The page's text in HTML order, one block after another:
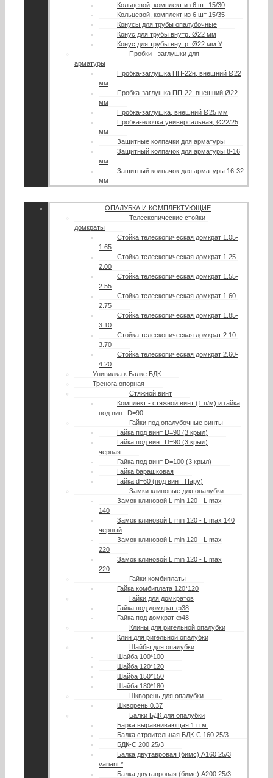
Кольцевой, комплект из 6 шт 15/30
Кольцевой, комплект из 6 шт 15/35
Конусы для трубы опалубочные
Конус для трубы внутр. Ø22 мм
Конус для трубы внутр. Ø22 мм У
Пробки - заглушки для
арматуры
Пробка-заглушка ПП-22н, внешний Ø22
мм
Пробка-заглушка ПП-22, внешний Ø22
мм
Пробка-заглушка, внешний Ø25 мм
Пробка-ёлочка универсальная, Ø22/25
мм
Защитные колпачки для арматуры
Защитный колпачок для арматуры 8-16
мм
Защитный колпачок для арматуры 16-32
мм
ОПАЛУБКА И КОМПЛЕКТУЮЩИЕ
Телескопические стойки-
домкраты
Стойка телескопическая домкрат 1.05-
1.65
Стойка телескопическая домкрат 1.25-
2.00
Стойка телескопическая домкрат 1.55-
2.55
Стойка телескопическая домкрат 1.60-
2.75
Стойка телескопическая домкрат 1.85-
3.10
Стойка телескопическая домкрат 2.10-
3.70
Стойка телескопическая домкрат 2.60-
4.20
Унивилка к Балке БДК
Тренога опорная
Стяжной винт
Комплект - стяжной винт (1 п/м) и гайка
под винт D=90
Гайки под опалубочные винты
Гайка под винт D=90 (3 крыл)
Гайка под винт D=90 (3 крыл)
черная
Гайка под винт D=100 (3 крыл)
Гайка барашковая
Гайка d=60 (под винт. Пару)
Замки клиновые для опалубки
Замок клиновой L min 120 - L max
140
Замок клиновой L min 120 - L max 140
черный
Замок клиновой L min 120 - L max
220
Замок клиновой L min 120 - L max
220
Гайки комбиплаты
Гайка комбиплата 120*120
Гайки для домкратов
Гайка под домкрат ф38
Гайка под домкрат ф48
Клины для ригельной опалубки
Клин для ригельной опалубки
Шайбы для опалубки
Шайба 100*100
Шайба 120*120
Шайба 150*150
Шайба 180*180
Шкворень для опалубки
Шкворень 0.37
Балки БДК для опалубки
Барка выравнивающая 1 п.м.
Балка строительная БДК-С 160 25/3
БДК-С 200 25/3
Балка двутавровая (бимс) А160 25/3
variant *
Балка двутавровая (бимс) А200 25/3